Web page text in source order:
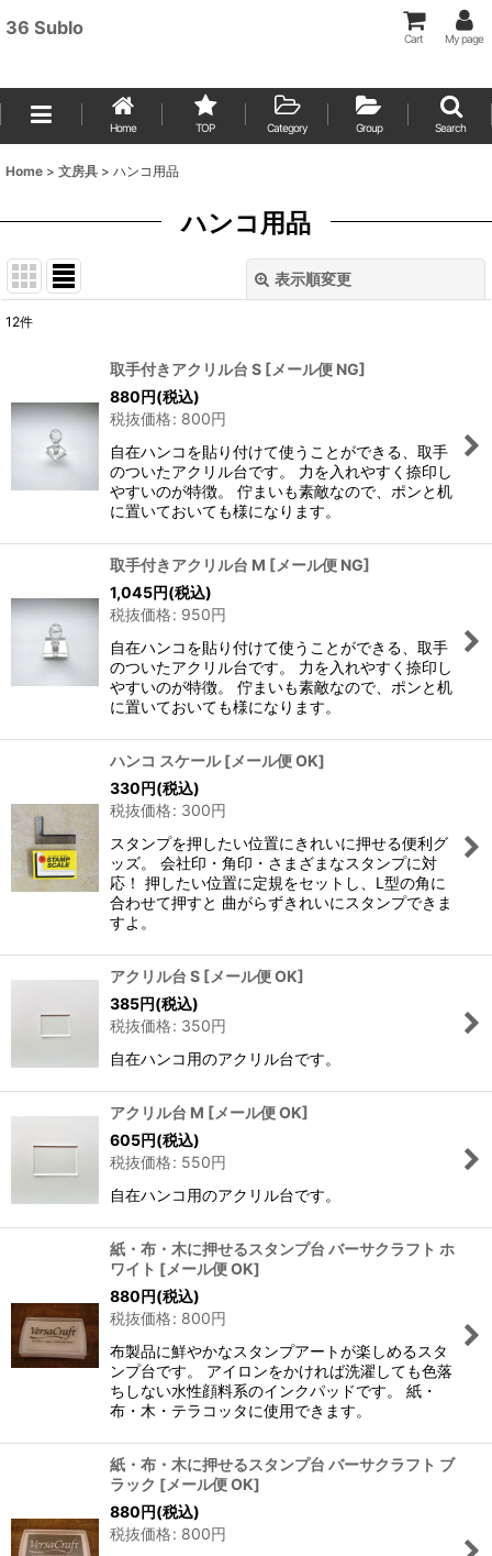
36 Sublo
Cart My page
Home TOP Category Group Search
Home > 文房具 > ハンコ用品
ハンコ用品
表示順変更
並び順:
絞り込む
12件
取手付きアクリル台 S [メール便 NG]
880円(税込)
税抜価格: 800円
自在ハンコを貼り付けて使うことができる、取手
のついたアクリル台です。 力を入れやすく捺印し
やすいのが特徴。 佇まいも素敵なので、ポンと机
に置いておいても様になります。
取手付きアクリル台 M [メール便 NG]
1,045円(税込)
税抜価格: 950円
自在ハンコを貼り付けて使うことができる、取手
のついたアクリル台です。 力を入れやすく捺印し
やすいのが特徴。 佇まいも素敵なので、ポンと机
に置いておいても様になります。
ハンコ スケール [メール便 OK]
330円(税込)
税抜価格: 300円
スタンプを押したい位置にきれいに押せる便利グ
ッズ。 会社印・角印・さまざまなスタンプに対
応！ 押したい位置に定規をセットし、L型の角に
合わせて押すと 曲がらずきれいにスタンプできま
すよ。
アクリル台 S [メール便 OK]
385円(税込)
税抜価格: 350円
自在ハンコ用のアクリル台です。
アクリル台 M [メール便 OK]
605円(税込)
税抜価格: 550円
自在ハンコ用のアクリル台です。
紙・布・木に押せるスタンプ台 バーサクラフト ホ
ワイト [メール便 OK]
880円(税込)
税抜価格: 800円
布製品に鮮やかなスタンプアートが楽しめるスタ
ンプ台です。 アイロンをかければ洗濯しても色落
ちしない水性顔料系のインクパッドです。 紙・
布・木・テラコッタに使用できます。
紙・布・木に押せるスタンプ台 バーサクラフト ブ
ラック [メール便 OK]
880円(税込)
税抜価格: 800円